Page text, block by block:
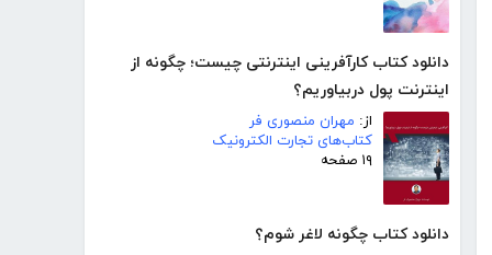
دانلود کتاب کارآفرینی اینترنتی چیست؛ چگونه از
اینترنت پول دربیاوریم؟
از: مهران منصوری فر
کتاب‌های تجارت الکترونیک
۱۹ صفحه
دانلود کتاب چگونه لاغر شوم؟